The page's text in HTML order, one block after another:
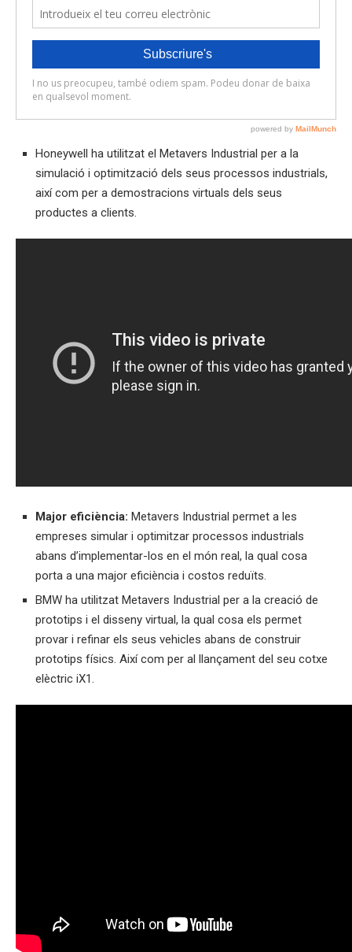
Honeywell ha utilitzat el Metavers Industrial per a la
simulació i optimització dels seus processos industrials,
així com per a demostracions virtuals dels seus
productes a clients.
Major eficiència: Metavers Industrial permet a les
empreses simular i optimitzar processos industrials
abans d’implementar-los en el món real, la qual cosa
porta a una major eficiència i costos reduïts.
BMW ha utilitzat Metavers Industrial per a la creació de
prototips i el disseny virtual, la qual cosa els permet
provar i refinar els seus vehicles abans de construir
prototips físics. Així com per al llançament del seu cotxe
elèctric iX1.